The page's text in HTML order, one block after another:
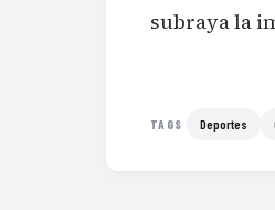
subraya la
TAGS Deportes